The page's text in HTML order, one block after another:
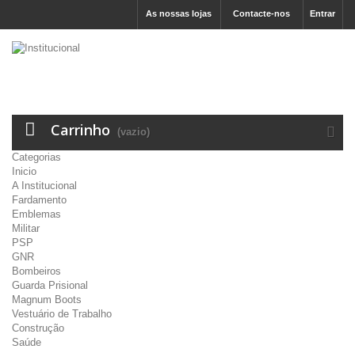
Entrar
Contacte-nos
As nossas lojas
Carrinho (vazio)
Categorias
Inicio
A Institucional
Fardamento
Emblemas
Militar
PSP
GNR
Bombeiros
Guarda Prisional
Magnum Boots
Vestuário de Trabalho
Construção
Saúde